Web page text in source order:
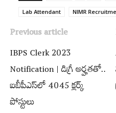
Lab Attendant NIMR
Previous article
IBPS Clerk 2023
Notification | డిగ్రీ అర్హ‌త‌తో..
ఐబీపీఎస్‌లో 4045 క్లర్క్
పోస్టులు